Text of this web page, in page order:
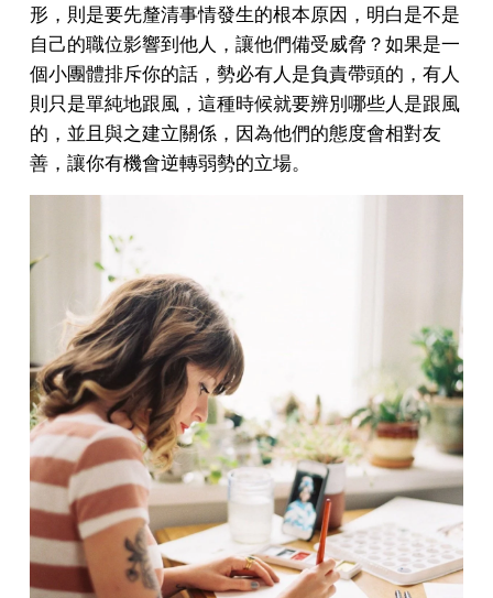
形，則是要先釐清事情發生的根本原因，明白是不是
自己的職位影響到他人，讓他們備受威脅？如果是一
個小團體排斥你的話，勢必有人是負責帶頭的，有人
則只是單純地跟風，這種時候就要辨別哪些人是跟風
的，並且與之建立關係，因為他們的態度會相對友
善，讓你有機會逆轉弱勢的立場。